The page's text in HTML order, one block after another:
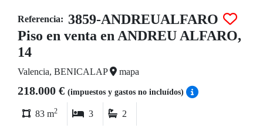
Referencia: 3859-ANDREUALFARO
Piso en venta en ANDREU ALFARO,
14
Valencia, BENICALAP mapa
218.000 € (impuestos y gastos no incluídos)
83 m2 3 2